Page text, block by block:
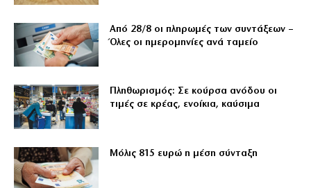
Από 28/8 οι πληρωμές των συντάξεων –
Όλες οι ημερομηνίες ανά ταμείο
Πληθωρισμός: Σε κούρσα ανόδου οι
τιμές σε κρέας, ενοίκια, καύσιμα
Μόλις 815 ευρώ η μέση σύνταξη